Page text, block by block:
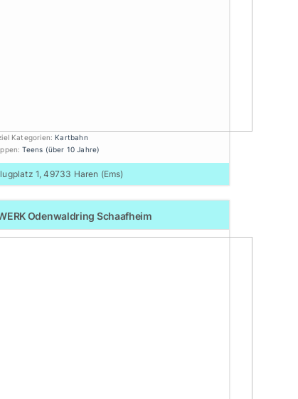
Kategorien:Kartbahn
Teens (über 10 Jahre)
1, 49733 Haren (Ems)
Odenwaldring Schaafheim